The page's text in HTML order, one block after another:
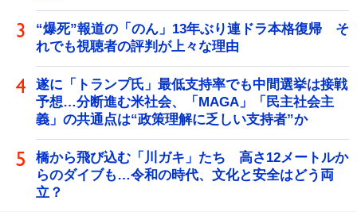
“爆死”報道の「のん」13年ぶり連ドラ本格復帰 そ
れでも視聴者の評判が上々な理由
遂に「トランプ氏」最低支持率でも中間選挙は接戦
予想…分断進む米社会、「MAGA」「民主社会主
義」の共通点は“政策理解に乏しい支持者”か
橋から飛び込む「川ガキ」たち 高さ12メートルか
らのダイブも…令和の時代、文化と安全はどう両
立？